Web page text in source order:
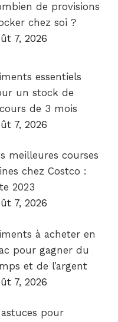
de provisions
chez soi ?
7, 2026
essentiels
un stock de
de 3 mois
7, 2026
meilleures courses
chez Costco :
2023
7, 2026
à acheter en
pour gagner du
et de l’argent
7, 2026
astuces pour